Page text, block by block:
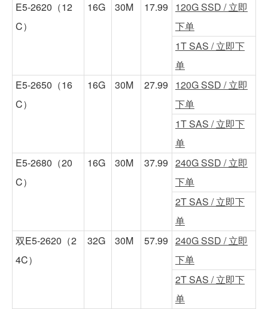
E5-2620（12
C）
16G 30M 17.99
120G SSD / 立即
下单
1T SAS / 立即下
单
E5-2650（16
C）
16G 30M 27.99
120G SSD / 立即
下单
1T SAS / 立即下
单
E5-2680（20
C）
16G 30M 37.99 240G SSD / 立即
下单
2T SAS / 立即下
单
双E5-2620（2
4C）
32G 30M 57.99 240G SSD / 立即
下单
2T SAS / 立即下
单